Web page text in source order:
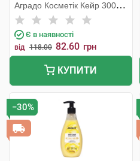
Аградо Косметік Кейр 3000
С.Л.У.
Є в наявності
від 118.00 82.60 грн
КУПИТИ
−30%